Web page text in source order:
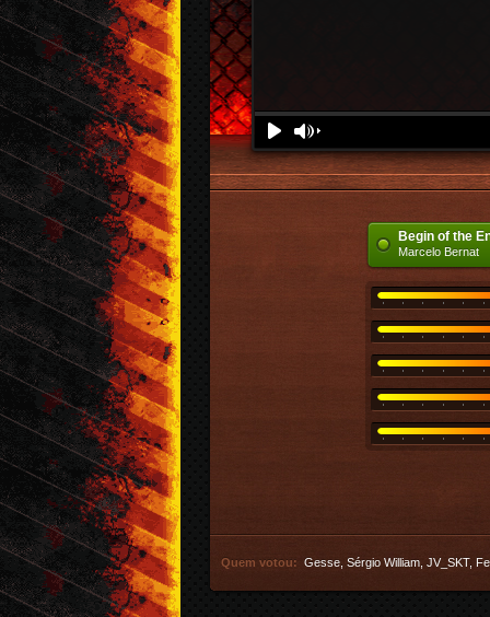
DownloadDenunciar
Begin of the
Marcelo Bernat
Quem votou: Gesse, Sérgio William, JV_SKT,